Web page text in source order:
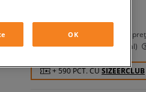
599,99 RON -2%
(Cel mai mic
799,99 RON -26% (Prețul inițial)
+ 590 PCT. CUSIZEERCLUB
OK